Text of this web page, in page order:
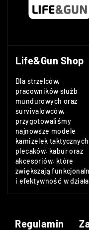
Life&Gun Shop
Dla strzelców,
pracowników służb
mundurowych oraz
survivalowców,
przygotowaliśmy
najnowsze modele
kamizelek
plecaków, kabur oraz
akcesoriów, które
zwiększają
i efektywność w
Regulamin